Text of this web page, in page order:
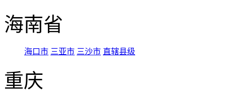
海南省
海口市 三亚市 三沙市 直辖县级
重庆